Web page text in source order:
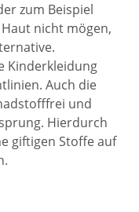
zum Beispiel
nicht mögen,
Kinderkleidung
Auch die
und
Hierdurch
giftigen Stoffe auf